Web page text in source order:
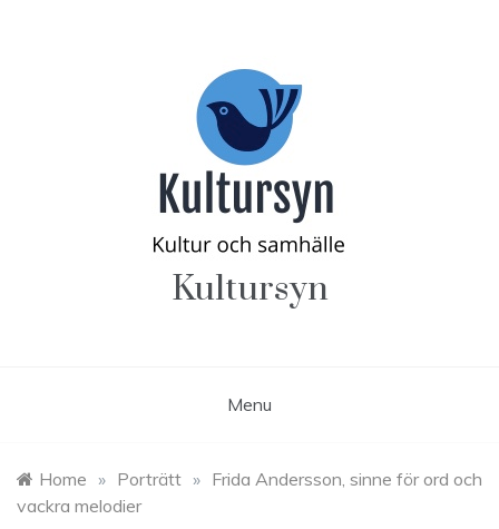
Kultursyn
Menu
Home » Porträtt » Frida Andersson, sinne för ord och
vackra melodier